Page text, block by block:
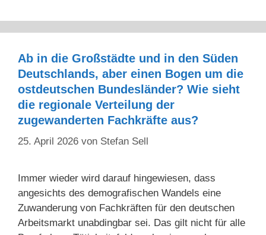
Ab in die Großstädte und in den Süden
Deutschlands, aber einen Bogen um die
ostdeutschen Bundesländer? Wie sieht
die regionale Verteilung der
zugewanderten Fachkräfte aus?
25. April 2026 von Stefan Sell
Immer wieder wird darauf hingewiesen, dass
angesichts des demografischen Wandels eine
Zuwanderung von Fachkräften für den deutschen
Arbeitsmarkt unabdingbar sei. Das gilt nicht für alle